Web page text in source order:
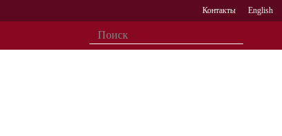
Контакты English